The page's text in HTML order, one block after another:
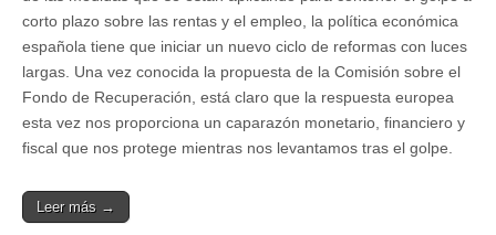
corto plazo sobre las rentas y el empleo, la política económica
española tiene que iniciar un nuevo ciclo de reformas con luces
largas. Una vez conocida la propuesta de la Comisión sobre el
Fondo de Recuperación, está claro que la respuesta europea
esta vez nos proporciona un caparazón monetario, financiero y
fiscal que nos protege mientras nos levantamos tras el golpe.
Leer más →